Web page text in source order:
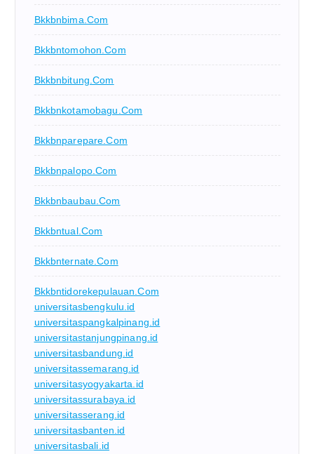
Bkkbnbima.com
Bkkbntomohon.com
Bkkbnbitung.com
Bkkbnkotamobagu.com
Bkkbnparepare.com
Bkkbnpalopo.com
Bkkbnbaubau.com
Bkkbntual.com
Bkkbnternate.com
Bkkbntidorekepulauan.com
universitasbengkulu.id
universitaspangkalpinang.id
universitastanjungpinang.id
universitasbandung.id
universitassemarang.id
universitasyogyakarta.id
universitassurabaya.id
universitasserang.id
universitasbanten.id
universitasbali.id